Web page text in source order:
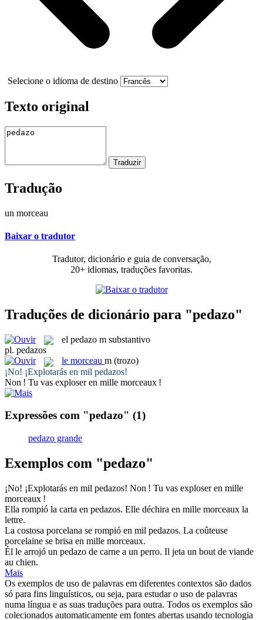
Selecione o idioma de destino
Texto original
Tradução
un morceau
Baixar o tradutor
Tradutor, dicionário e guia de conversação,
20+ idiomas, traduções favoritas.
Traduções de dicionário para "pedazo"
el pedazo m substantivo
pl. pedazos
le morceau m (trozo)
¡No! ¡Explotarás en mil pedazos!
Non ! Tu vas exploser en mille morceaux !
Expressões com "pedazo" (1)
pedazo grande
Exemplos com "pedazo"
¡No! ¡Explotarás en mil pedazos! Non ! Tu vas exploser en mille
morceaux !
Ella rompió la carta en pedazos. Elle déchira en mille morceaux la
lettre.
La costosa porcelana se rompió en mil pedazos. La coûteuse
porcelaine se brisa en mille morceaux.
Él le arrojó un pedazo de carne a un perro. Il jeta un bout de viande
au chien.
Mais
Os exemplos de uso de palavras em diferentes contextos são dados
só para fins linguísticos, ou seja, para estudar o uso de palavras
numa língua e as suas traduções para outra. Todos os exemplos são
colecionados automaticamente em fontes abertas usando tecnologia